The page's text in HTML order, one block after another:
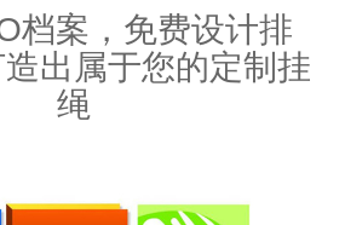
档案，免费设计排
出属于您的定制挂
绳